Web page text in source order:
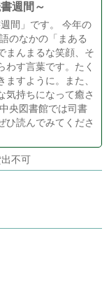
めブ
リスト
図書館から
のお知らせ
書館
ダー
書評ランキ
ング
週間～
間」です。 今年の
のなかの「まある
まんまるな笑顔、そ
わす言葉です。たく
すように。また、
気持ちになって癒さ
央図書館では司書
ひ読んでみてくださ
出不可